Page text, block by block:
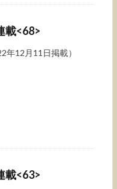
<68>
年12月11日掲載）
<63>